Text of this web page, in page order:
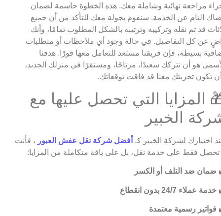
مراجعة نهائية وشاملة معك. هذه الخطوة حاسمة لضمان
التام عن الخدمة. سنقوم بجولة معك للتأكد من أن جميع
قد تم نقله وتركيبه وترتيبه بالشكل المطلوب تمامًا، وأنك
عن كل التفاصيل. في حالة وجود أي ملاحظات أو متطلبات
بسيطة، فإن فريقنا مستعد للتعامل معها فورًا. هدفنا
هو أن نتركك سعيدًا، مرتاحًا، ومستقرًا في منزلك الجديد،
تكون تجربتك معنا قد فاقت توقعاتك.
المزايا التي تحصل عليها مع
الخبير
اختيارك لشركة الخبير كـ أفضل شركة نقل عفش العبور ، فأنت
تحصل فقط على خدمة نقل، بل على باقة متكاملة من المزايا:
ضمان ضد التلف أو الكسر
خدمة عملاء 24/7 بدون انقطاع
فواتير رسمية معتمدة